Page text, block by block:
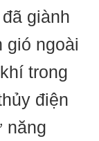
giành
gió ngoài
trong
điện
năng